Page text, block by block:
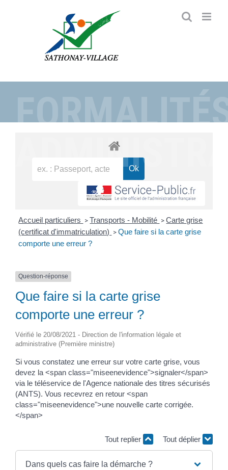
Accueil particuliers > Transports - Mobilité > Carte grise
(certificat d'immatriculation) > Que faire si la carte grise
comporte une erreur ?
Question-réponse
Que faire si la carte grise
comporte une erreur ?
Vérifié le 20/08/2021 - Direction de l'information légale et
administrative (Première ministre)
Si vous constatez une erreur sur votre carte grise, vous
devez la <span class="miseenevidence">signaler</span>
via le téléservice de l'Agence nationale des titres sécurisés
(ANTS). Vous recevrez en retour <span
class="miseenevidence">une nouvelle carte corrigée.
</span>
Tout replier Tout déplier
Dans quels cas faire la démarche ?